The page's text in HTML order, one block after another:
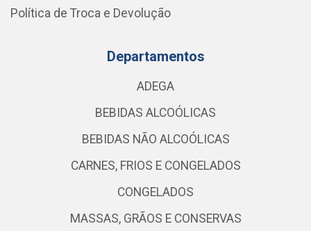
Política de Troca e Devolução
Departamentos
ADEGA
BEBIDAS ALCOÓLICAS
BEBIDAS NÃO ALCOÓLICAS
CARNES, FRIOS E CONGELADOS
CONGELADOS
MASSAS, GRÃOS E CONSERVAS